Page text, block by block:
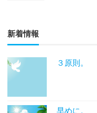
新着情報
３原則。
早めに。